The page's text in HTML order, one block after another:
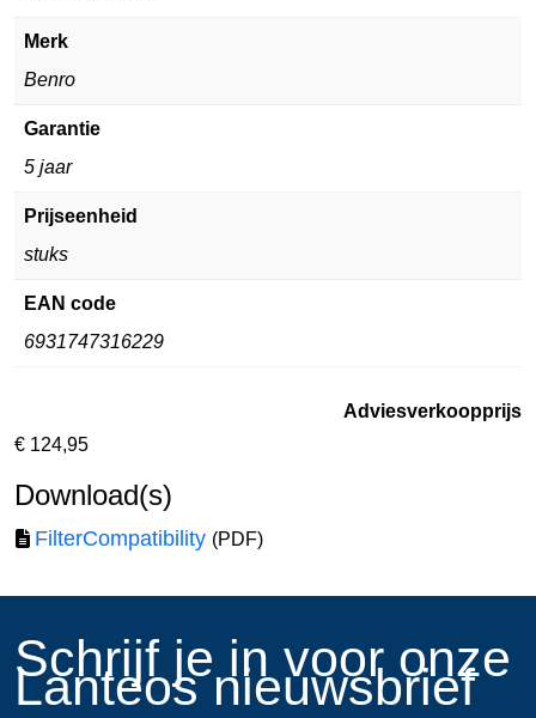
Merk
Benro
Garantie
5 jaar
Prijseenheid
stuks
EAN code
6931747316229
Adviesverkoopprijs
€ 124,95
Download(s)
FilterCompatibility (PDF)
​Schrijf je in voor onze
Lanteos nieuwsbrief